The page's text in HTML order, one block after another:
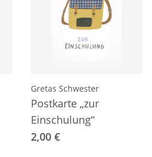
Gretas Schwester
Postkarte „zur
Einschulung“
2,00 €